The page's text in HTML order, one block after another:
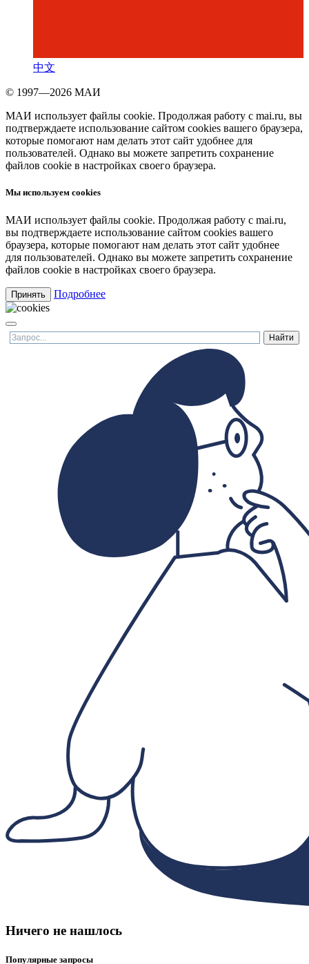
中文
© 1997—2026 МАИ
МАИ использует файлы cookie. Продолжая работу с mai.ru, вы
подтверждаете использование сайтом cookies вашего браузера,
которые помогают нам делать этот сайт удобнее для
пользователей. Однако вы можете запретить сохранение
файлов cookie в настройках своего браузера.
Мы используем cookies
МАИ использует файлы cookie. Продолжая работу с mai.ru,
вы подтверждаете использование сайтом cookies вашего
браузера, которые помогают нам делать этот сайт удобнее
для пользователей. Однако вы можете запретить сохранение
файлов cookie в настройках своего браузера.
Принять Подробнее
Ничего не нашлось
Популярные запросы